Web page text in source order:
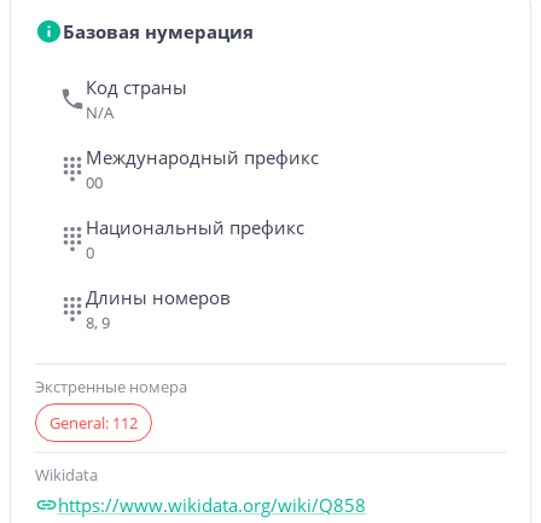
Базовая нумерация
Код страны
N/A
Международный префикс
00
Национальный префикс
0
Длины номеров
8, 9
Экстренные номера
General: 112
Wikidata
https://www.wikidata.org/wiki/Q858